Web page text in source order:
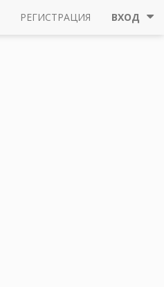
РЕГИСТРАЦИЯ ВХОД